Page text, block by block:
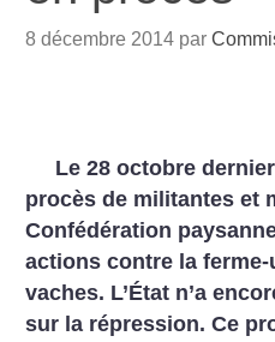
8 décembre 2014 par
Le 28 octobre
procès de militantes et
Confédération
actions contre la ferme-
vaches. L’État n’a
sur la répression. Ce